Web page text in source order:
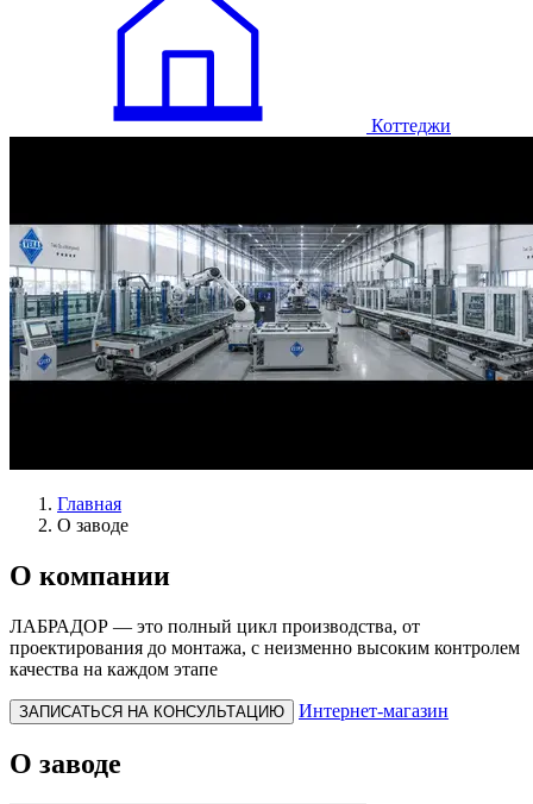
Коттеджи
Главная
О заводе
О компании
ЛАБРАДОР — это полный цикл производства, от
проектирования до монтажа, с неизменно высоким контролем
качества на каждом этапе
ЗАПИСАТЬСЯ НА КОНСУЛЬТАЦИЮ Интернет-магазин
О заводе